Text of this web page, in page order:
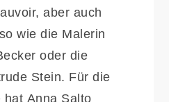
aber auch
wie die Malerin
oder die
Stein. Für die
Anna Salto